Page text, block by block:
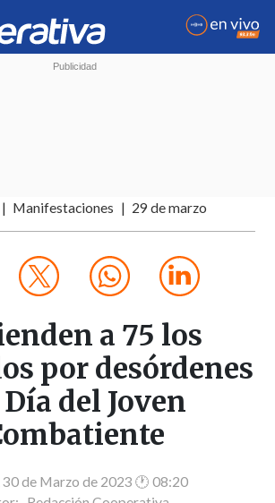
Manifestaciones 29 de marzo
a 75 los
por desórdenes
del Joven
de Marzo de 2023 🕐 08:20